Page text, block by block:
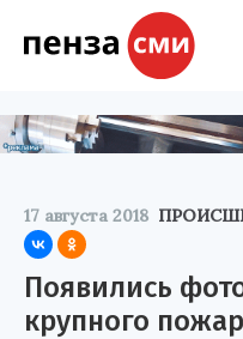
17 августа 2018
Появились
крупного